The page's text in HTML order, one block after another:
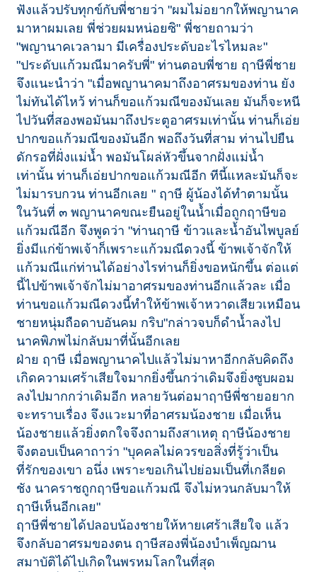
ฟังแล้วปรับทุกข์กับพี่ชายว่า "ผมไม่อยากให้พญานาค
มาหาผมเลย พี่ช่วยผมหน่อยซิ" พี่ชายถามว่า
"พญานาคเวลามา มีเครื่องประดับอะไรไหมละ"
"ประดับแก้วมณีมาครับพี่" ท่านตอบพี่ชาย ฤาษีพี่ชาย
จึงแนะนำว่า "เมื่อพญานาคมาถึงอาศรมของท่าน ยัง
ไม่ทันได้ไหว้ ท่านก็ขอแก้วมณีของมันเลย มันก็จะหนี
ไปวันที่สองพอมันมาถึงประตูอาศรมเท่านั้น ท่านก็เอ่ย
ปากขอแก้วมณีของมันอีก พอถึงวันที่สาม ท่านไปยืน
ดักรอที่ฝั่งแม่น้ำ พอมันโผล่หัวขึ้นจากฝั่งแม่น้ำ
เท่านั้น ท่านก็เอ่ยปากขอแก้วมณีอีก ทีนี้แหละมันก็จะ
ไม่มารบกวน ท่านอีกเลย " ฤาษี ผู้น้องได้ทำตามนั้น
ในวันที่ ๓ พญานาคขณะยืนอยู่ในน้ำเมื่อถูกฤาษีขอ
แก้วมณีอีก จึงพูดว่า "ท่านฤาษี ข้าวและน้ำอันไพบูลย์
ยิ่งมีแก่ข้าพเจ้าก็เพราะแก้วมณีดวงนี้ ข้าพเจ้าจักให้
แก้วมณีแก่ท่านได้อย่างไรท่านก็ยิ่งขอหนักขึ้น ต่อแต่
นี้ไปข้าพเจ้าจักไม่มาอาศรมของท่านอีกแล้วละ เมื่อ
ท่านขอแก้วมณีดวงนี้ทำให้ข้าพเจ้าหวาดเสียวเหมือน
ชายหนุ่มถือดาบอันคม กริบ"กล่าวจบก็ดำน้ำลงไป
นาคพิภพไม่กลับมาที่นั้นอีกเลย
ฝ่าย ฤาษี เมื่อพญานาคไปแล้วไม่มาหาอีกกลับคิดถึง
เกิดความเศร้าเสียใจมากยิ่งขึ้นกว่าเดิมจึงยิ่งซูบผอม
ลงไปมากกว่าเดิมอีก หลายวันต่อมาฤาษีพี่ชายอยาก
จะทราบเรื่อง จึงแวะมาที่อาศรมน้องชาย เมื่อเห็น
น้องชายแล้วยิ่งตกใจจึงถามถึงสาเหตุ ฤาษีน้องชาย
จึงตอบเป็นคาถาว่า "บุคคลไม่ควรขอสิ่งที่รู้ว่าเป็น
ที่รักของเขา อนึ่ง เพราะขอเกินไปย่อมเป็นที่เกลียด
ชัง นาคราชถูกฤาษีขอแก้วมณี จึงไม่หวนกลับมาให้
ฤาษีเห็นอีกเลย"
ฤาษีพี่ชายได้ปลอบน้องชายให้หายเศร้าเสียใจ แล้ว
จึงกลับอาศรมของตน ฤาษีสองพี่น้องบำเพ็ญฌาน
สมาบัติได้ไปเกิดในพรหมโลกในที่สุด